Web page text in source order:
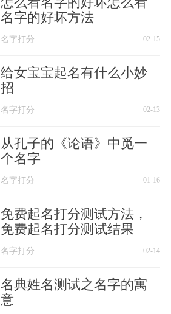
名字的好坏方法
名字打分 02-15
给女宝宝起名有什么小妙
招
名字打分 02-13
从孔子的《论语》中觅一
个名字
名字打分 01-16
免费起名打分测试方法，
免费起名打分测试结果
名字打分 02-14
名典姓名测试之名字的寓
意